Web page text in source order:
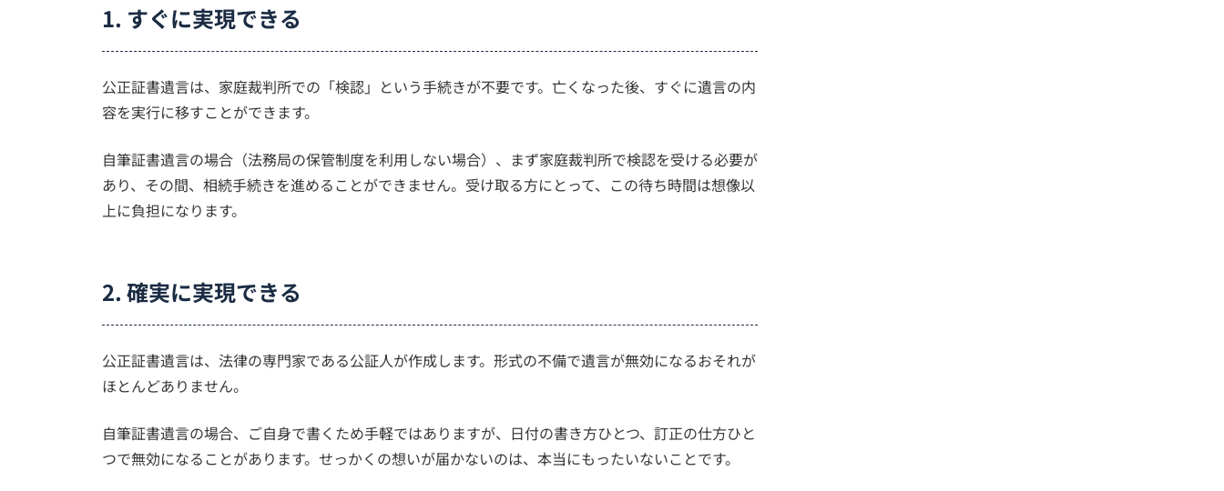
1. すぐに実現できる
公正証書遺言は、家庭裁判所での「検認」という手続きが不要です。亡くなった後、すぐに遺言の内
容を実行に移すことができます。
自筆証書遺言の場合（法務局の保管制度を利用しない場合）、まず家庭裁判所で検認を受ける必要が
あり、その間、相続手続きを進めることができません。受け取る方にとって、この待ち時間は想像以
上に負担になります。
2. 確実に実現できる
公正証書遺言は、法律の専門家である公証人が作成します。形式の不備で遺言が無効になるおそれが
ほとんどありません。
自筆証書遺言の場合、ご自身で書くため手軽ではありますが、日付の書き方ひとつ、訂正の仕方ひと
つで無効になることがあります。せっかくの想いが届かないのは、本当にもったいないことです。